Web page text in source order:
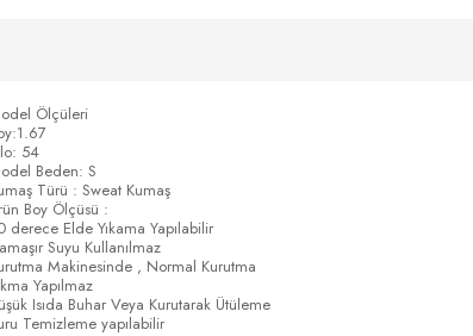
Ölçüleri
54
Beden: S
Türü : Sweat Kumaş
Boy Ölçüsü :
derece Elde Yıkama Yapılabilir
Suyu Kullanılmaz
Makinesinde , Normal Kurutma
Yapılmaz
Isıda Buhar Veya Kurutarak Ütüleme
Temizleme yapılabilir